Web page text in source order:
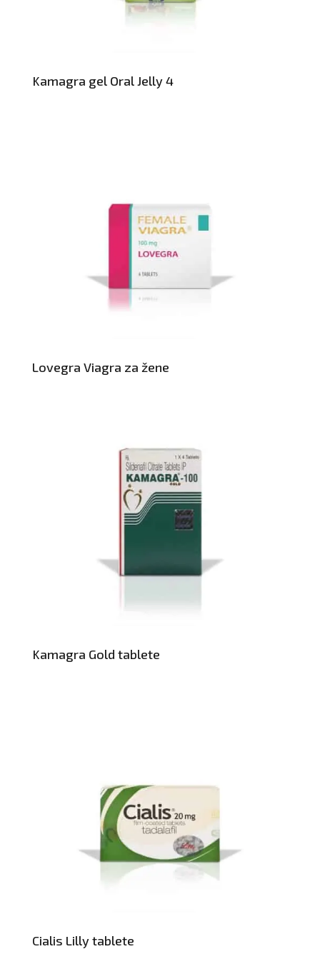
Kamagra gel Oral Jelly 4
Lovegra Viagra za žene
Kamagra Gold tablete
Cialis Lilly tablete